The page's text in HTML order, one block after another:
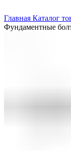
Главная Каталог
Фундаментные